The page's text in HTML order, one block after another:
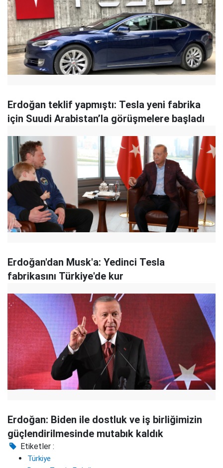
Erdoğan teklif yapmıştı: Tesla yeni fabrika
için Suudi Arabistan’la görüşmelere başladı
Erdoğan'dan Musk'a: Yedinci Tesla
fabrikasını Türkiye'de kur
Erdoğan: Biden ile dostluk ve iş birliğimizin
güçlendirilmesinde mutabık kaldık
Etiketler :
Türkiye